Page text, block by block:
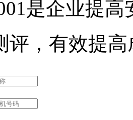
是企业提
评，有效提